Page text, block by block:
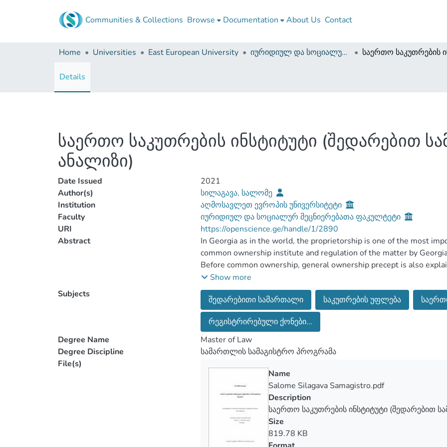
Communities & Collections Browse Documentation About Us Contact
Home Universities East European University იურიდიულ და სოციალურ მეცნიერებათა ფაკულტეტი (დისერტაციები, სამაგისტრო ნაშრომები)
Details
საერთო საკუთრების ინსტიტუტი (შედარებით
ანალიზი)
Date Issued
2021
Author(s)
სილაგავა, სალომე
Institution
აღმოსავლეთ ევროპის უნივერსიტეტი
Faculty
იურიდიულ და სოციალურ მეცნიერებათა ფაკულტეტი
URI
https://openscience.ge/handle/1/2890
Abstract
In Georgia as in the world, the proprietorship is one of the most
common ownership institute and regulation of the matter by
Before common ownership, general ownership precept is also
legal understanding in Georgia and also other countries’
in an independent government and to what extent is it protected by
In the work covered steps of the common ownership is presented
mentioned institute comes from, what changes did the institute go
The comparison is mainly done to the other countries of Roman
faults the institute contains and what problems does it cause
it’s possible to make any changes in legislation to simplify
ownership between joint owners.
The topicality of the work is conditioned by that in Georgia and
problems and disagreements between joint owners that often lead
Show more
Subjects
შედარებითი სამართალი საკუთრების უფლება
რეგისტრირებული ქონები...
Degree Name
Master of Law
Degree Discipline
სამართლის სამაგისტრო პროგრამა
File(s)
Name
Salome Silagava Samagistro.pdf
Description
საერთო საკუთრების ინსტიტუტი (შედარებით
Size
819.78 KB